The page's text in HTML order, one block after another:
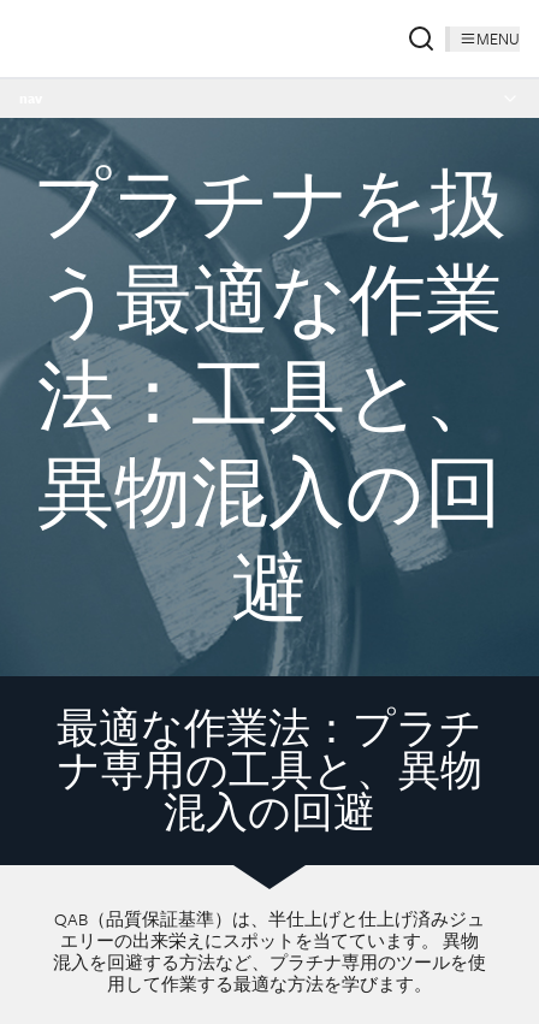
MENU
プラチナを扱
う最適な作業
法：工具と、
異物混入の回
避
最適な作業法：プラチ
ナ専用の工具と、異物
混入の回避
QAB（品質保証基準）は、半仕上げと仕上げ済みジュ
エリーの出来栄えにスポットを当てています。 異物
混入を回避する方法など、プラチナ専用のツールを使
用して作業する最適な方法を学びます。